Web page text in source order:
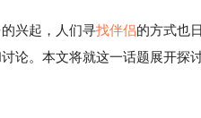
兴起，人们寻找伴侣的方式也
论。本文将就这一话题展开探